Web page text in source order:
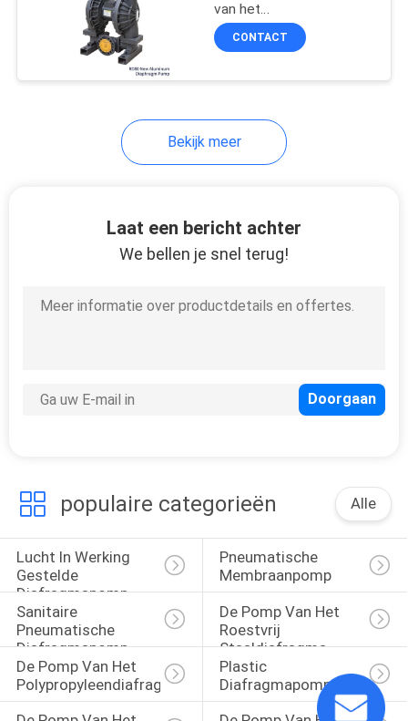
NIEUWS
GEVALLEN
AAN
van het
lichaamsaluminium de
Pompinham/Afzet 3“
CONTACT
Bekijk meer
Laat een bericht achter
We bellen je snel terug!
populaire categorieën Alle
Lucht In Werking
Gestelde
Diafragmapomp
Pneumatische
Membraanpomp
Sanitaire
Pneumatische
Diafragmapomp
De Pomp Van Het
Roestvrij
Staaldiafragma
De Pomp Van Het
Polypropyleendiafragma
Plastic
Diafragmapomp